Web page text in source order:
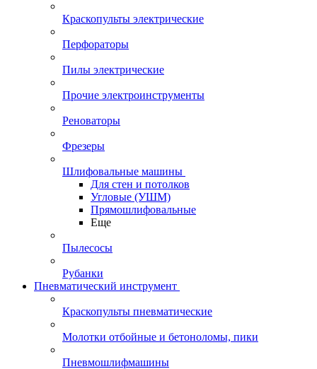
Краскопульты электрические
Перфораторы
Пилы электрические
Прочие электроинструменты
Реноваторы
Фрезеры
Шлифовальные машины
Для стен и потолков
Угловые (УШМ)
Прямошлифовальные
Еще
Пылесосы
Рубанки
Пневматический инструмент
Краскопульты пневматические
Молотки отбойные и бетоноломы, пики
Пневмошлифмашины